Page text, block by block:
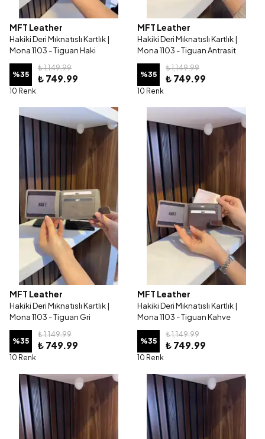
MFT Leather
Hakiki Deri Mıknatıslı Kartlık |
Mona 1103 - Tiguan Haki
%35
₺ 1,149.99
₺ 749.99
10 Renk
MFT Leather
Hakiki Deri Mıknatıslı Kartlık |
Mona 1103 - Tiguan Antrasit
%35
₺ 1,149.99
₺ 749.99
10 Renk
MFT Leather
Hakiki Deri Mıknatıslı Kartlık |
Mona 1103 - Tiguan Gri
%35
₺ 1,149.99
₺ 749.99
10 Renk
MFT Leather
Hakiki Deri Mıknatıslı Kartlık |
Mona 1103 - Tiguan Kahve
%35
₺ 1,149.99
₺ 749.99
10 Renk